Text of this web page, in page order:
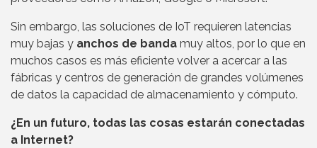
Sin embargo, las soluciones de IoT requieren latencias
muy bajas y anchos de banda muy altos, por lo que en
muchos casos es más eficiente volver a acercar a las
fábricas y centros de generación de grandes volúmenes
de datos la capacidad de almacenamiento y cómputo.
¿En un futuro, todas las cosas estarán conectadas
a Internet?